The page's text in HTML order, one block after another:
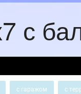
с
с гаражом с